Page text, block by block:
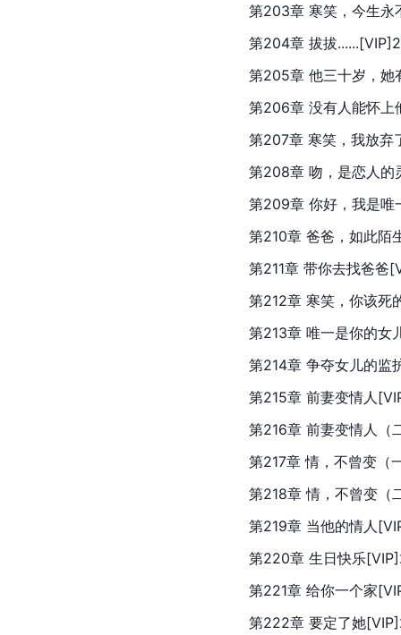
第203章 寒笑，今生永
第204章 拔拔
第205章 他三十岁，她
第206章 没有人能怀
第207章 寒笑，我放弃
第208章 吻，是恋人
第209章 你好，我是
第210章 爸爸，如此陌
第211章 带你去找爸爸
第212章 寒笑，你该死
第213章 唯一是你的女
第214章 争夺女儿的监
第215章 前妻变情人
第216章 前妻变情人
第217章 情，不曾变（
第218章 情，不曾变（
第219章 当他的情人
第220章 生日快乐
第221章 给你一个家
第222章 要定了她